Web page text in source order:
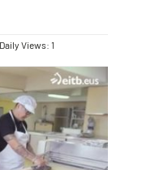
Daily Views: 1